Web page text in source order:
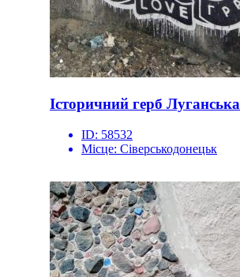
Історичний герб Луганська
ID: 58532
Місце: Сіверськодонецьк